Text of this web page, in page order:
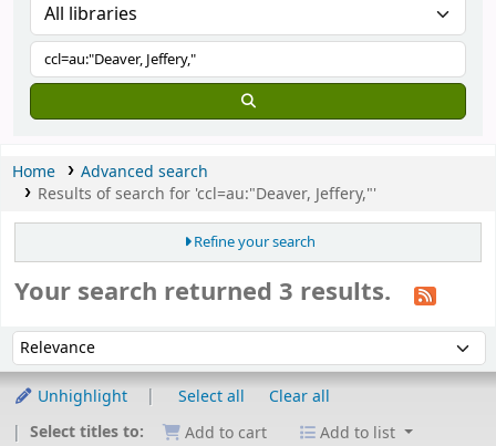
Home
Advanced search
Results of search for 'ccl=au:"Deaver, Jeffery,"'
Refine your search
Your search returned 3 results.
Sort by:
Unhighlight Select all
Clear all
Select titles to:
Add to cart
Add to list